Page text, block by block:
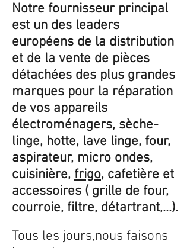
Notre fournisseur principal
est un des leaders
européens de la distribution
et de la vente de pièces
détachées des plus grandes
marques pour la réparation
de vos appareils
électroménagers, sèche-
linge, hotte, lave linge, four,
aspirateur, micro ondes,
cuisinière, frigo, cafetière et
accessoires ( grille de four,
courroie, filtre, détartrant,...).
Tous les jours,nous faisons